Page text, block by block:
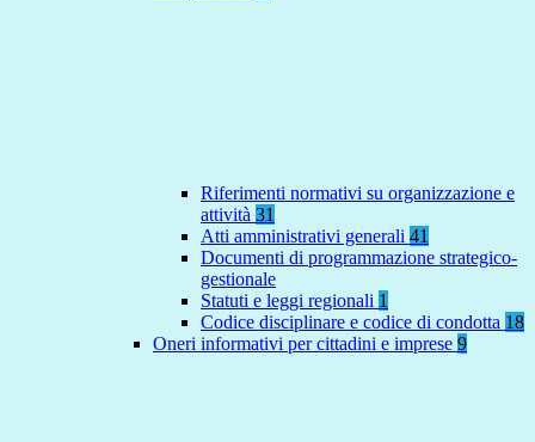
Riferimenti normativi su organizzazione e
attività 31
Atti amministrativi generali 41
Documenti di programmazione strategico-
gestionale
Statuti e leggi regionali 1
Codice disciplinare e codice di condotta 18
Oneri informativi per cittadini e imprese 9